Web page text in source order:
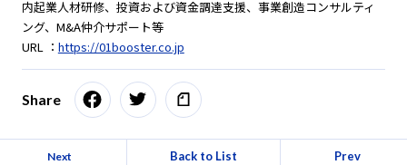
内起業人材研修、投資および資金調達支援、事業創造コンサルティ
ング、M&A仲介サポート等
URL ： https://01booster.co.jp
Share
Next Back to List Prev